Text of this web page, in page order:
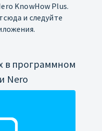
KnowHow Plus.
и следуйте
в программном
Nero